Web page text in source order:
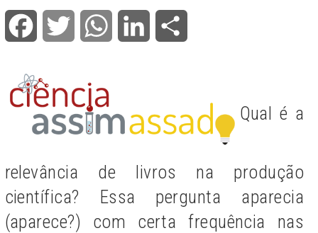
Facebook Twitter WhatsApp LinkedIn
Qual é a
relevância de livros na produção
científica? Essa pergunta aparecia
(aparece?) com certa frequência nas